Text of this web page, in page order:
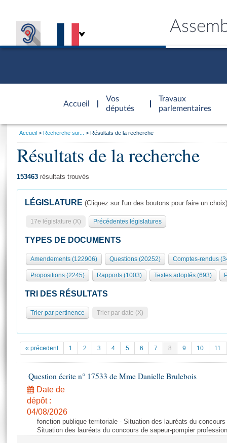
Accueil
d'accueil
Vos
députés
Travaux
parlementaires
Présidence
577 députés
Groupes politiques
Séance publique
Commissions et autres organes
Europe et International
Pétitions
Projets de loi
Propositions de loi
Amendements
Textes adoptés
Général
Rôle et pouvoirs de l'Assemblée
Organisation de l'Assemblée
Présidence Conférence des Présidents Bureau Collège des
Statistiques et chiffres clés
Documents de référence
( Constitution | Règlement de l'Assemblée ... )
Histoire
Juniors
Anciennes législatures
Visiter l'Assemblée
Visite virtuelle du palais Bourbon
Assister à une séance
La Bibliothèque
Contacts et plan d'accès
Photos libres de droit
Vous
Accueil Recherche sur... Résultats de la recherche
Résultats de la recherche
153463 résultats trouvés
LÉGISLATURE (Cliquez sur l'un des boutons pour faire un choix)
17e législature (X) Précédentes législatures
TYPES DE DOCUMENTS
Amendements (122906) Questions (20252) Comptes-rendus
Propositions (2245) Rapports (1003) Textes adoptés (693)
TRI DES RÉSULTATS
Trier par pertinence Trier par date (X)
« précedent 1 2 3 4 5 6 7 8 9 10 11
Question écrite n° 17533 de Mme Danielle Brulebois
Date de
dépôt :
04/08/2026
fonction publique territoriale - Situation des lauréats du
Situation des lauréats du concours de sapeur-pompier